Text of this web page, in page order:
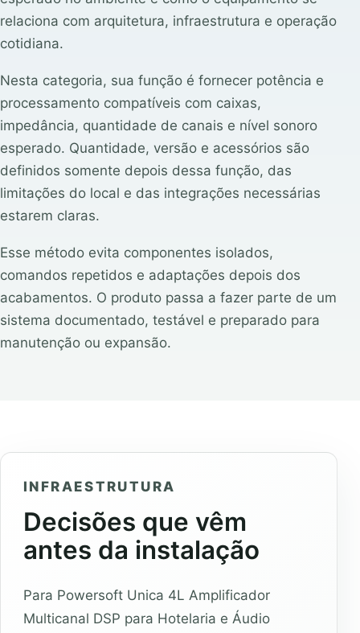
relaciona com arquitetura, infraestrutura e operação
cotidiana.
Nesta categoria, sua função é fornecer potência e
processamento compatíveis com caixas,
impedância, quantidade de canais e nível sonoro
esperado. Quantidade, versão e acessórios são
definidos somente depois dessa função, das
limitações do local e das integrações necessárias
estarem claras.
Esse método evita componentes isolados,
comandos repetidos e adaptações depois dos
acabamentos. O produto passa a fazer parte de um
sistema documentado, testável e preparado para
manutenção ou expansão.
INFRAESTRUTURA
Decisões que vêm
antes da instalação
Para Powersoft Unica 4L Amplificador
Multicanal DSP para Hotelaria e Áudio